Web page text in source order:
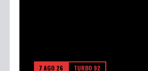
7 AGO 26 TURBO 92